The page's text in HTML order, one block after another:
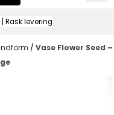
Rask levering
/ Vase Flower Seed –